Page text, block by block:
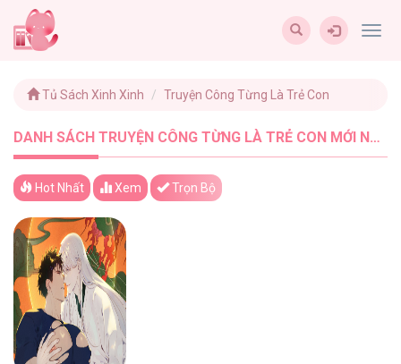
Tủ Sách Xinh Xinh Truyện Công Từng Là Trẻ Con
DANH SÁCH TRUYỆN CÔNG TỪNG LÀ TRẺ CON MỚI NHẤT - TUSACHXINHXINH (1)
Hot Nhất Xem Trọn Bộ